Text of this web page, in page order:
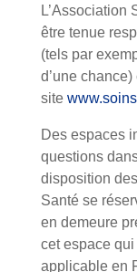
L’Association
être tenue
(tels par
d’une
site
Des espaces
questions
disposition
Santé se
en demeure
cet espace
applicable en